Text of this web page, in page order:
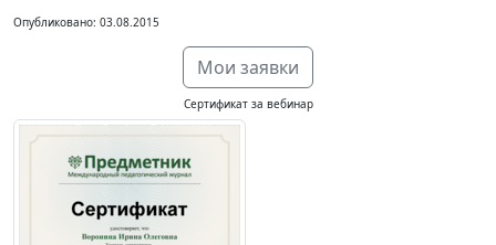
Опубликовано: 03.08.2015
Мои заявки
Сертификат за вебинар